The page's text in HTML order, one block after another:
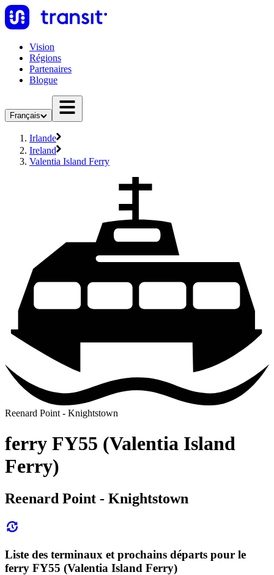
Vision
Régions
Partenaires
Blogue
Français
Irlande
Ireland
Valentia Island Ferry
Reenard Point - Knightstown
ferry FY55 (Valentia Island
Ferry)
Reenard Point - Knightstown
Liste des terminaux et prochains départs pour le
ferry FY55 (Valentia Island Ferry)